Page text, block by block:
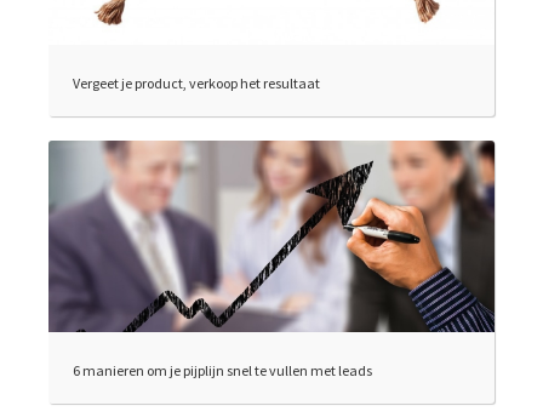
Vergeet je product, verkoop het resultaat
6 manieren om je pijplijn snel te vullen met leads